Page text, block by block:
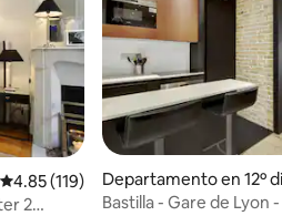
Calificación promedio: 4.85 de 5; 119
4.85 (119)
2
Departamento en 12º
de París
Bastilla - Gare de Lyon - Apartamento